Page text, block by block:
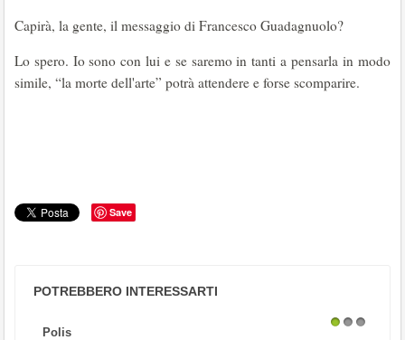
Capirà, la gente, il messaggio di Francesco Guadagnuolo?
Lo spero. Io sono con lui e se saremo in tanti a pensarla in modo
simile, “la morte dell'arte” potrà attendere e forse scomparire.
Save
POTREBBERO INTERESSARTI
Polis